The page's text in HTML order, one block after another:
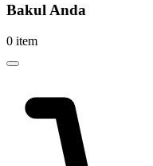
Bakul Anda
0 item